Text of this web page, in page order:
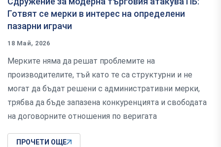
Готвят се мерки в интерес на определени
пазарни играчи
18 Май, 2026
Мерките няма да решат проблемите на
производителите, тъй като те са структурни и не
могат да бъдат решени с административни мерки,
трябва да бъде запазена конкуренцията и свободата
на договорните отношения по веригата
ПРОЧЕТИ ОЩЕ